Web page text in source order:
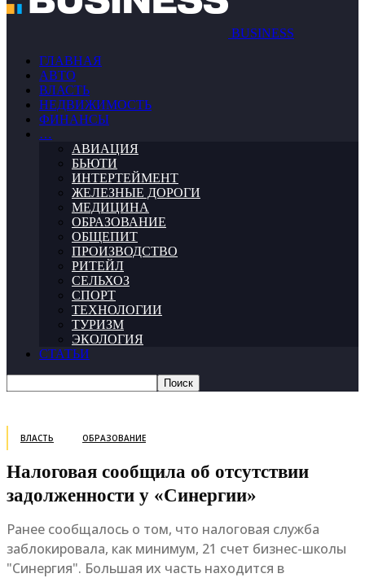
BUSINESS
ГЛАВНАЯ
АВТО
ВЛАСТЬ
НЕДВИЖИМОСТЬ
ФИНАНСЫ
…
АВИАЦИЯ
БЬЮТИ
ИНТЕРТЕЙМЕНТ
ЖЕЛЕЗНЫЕ ДОРОГИ
МЕДИЦИНА
ОБРАЗОВАНИЕ
ОБЩЕПИТ
ПРОИЗВОДСТВО
РИТЕЙЛ
СЕЛЬХОЗ
СПОРТ
ТЕХНОЛОГИИ
ТУРИЗМ
ЭКОЛОГИЯ
СТАТЬИ
ВЛАСТЬ ОБРАЗОВАНИЕ
Налоговая сообщила об отсутствии
задолженности у «Синергии»
Ранее сообщалось о том, что налоговая служба
заблокировала, как минимум, 21 счет бизнес-школы
"Синергия". Большая их часть находится в